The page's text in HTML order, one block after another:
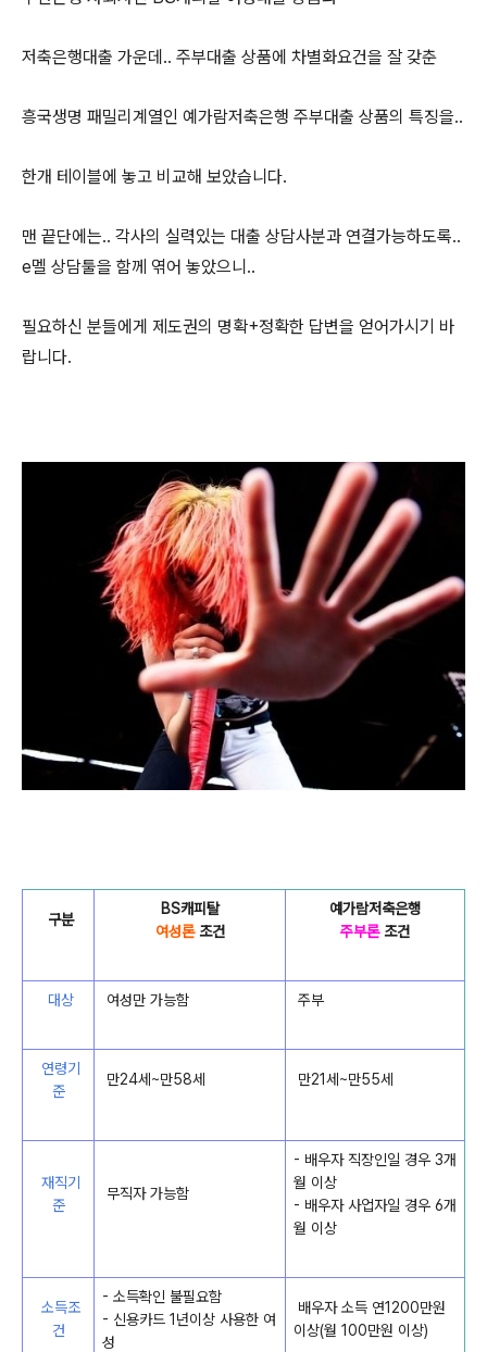
저축은행대출 가운데.. 주부대출 상품에 차별화요건을 잘 갖춘
흥국생명 패밀리계열인 예가람저축은행 주부대출 상품의 특징을..
한개 테이블에 놓고 비교해 보았습니다.
맨 끝단에는.. 각사의 실력있는 대출 상담사분과 연결가능하도록..
e멜 상담툴을 함께 엮어 놓았으니..
필요하신 분들에게 제도권의 명확+정확한 답변을 얻어가시기 바
랍니다.
구분
BS캐피탈
여성론 조건
예가람저축은행
주부론 조건
대상 여성만 가능함 주부
연령기
준
만24세~만58세 만21세~만55세
재직기
준
무직자 가능함
- 배우자 직장인일 경우 3개
월 이상
- 배우자 사업자일 경우 6개
월 이상
소득조
건
- 소득확인 불필요함
- 신용카드 1년이상 사용한 여
성
배우자 소득 연1200만원
이상(월 100만원 이상)